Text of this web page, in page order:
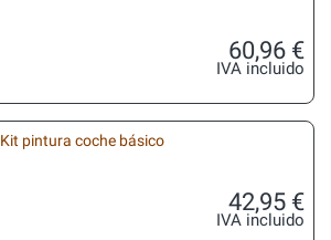
60,96 €
IVA incluido
Kit pintura coche básico
42,95 €
IVA incluido